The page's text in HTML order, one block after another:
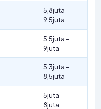
5,8juta –
9,5juta
5,5juta –
9juta
5,3juta –
8,5juta
5juta –
8juta